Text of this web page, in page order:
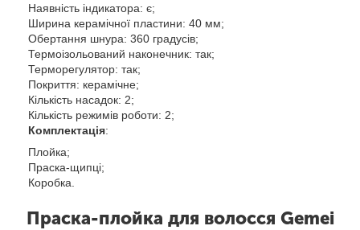
Наявність індикатора: є;
Ширина керамічної пластини: 40 мм;
Обертання шнура: 360 градусів;
Термоізольований наконечник: так;
Терморегулятор: так;
Покриття: керамічне;
Кількість насадок: 2;
Кількість режимів роботи: 2;
Комплектація:
Плойка;
Праска-щипці;
Коробка.
Праска-плойка для волосся Gemei